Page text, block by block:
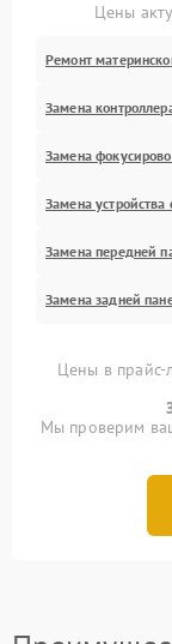
Цены
Ремонт
Замена
Замена
Замена устройства
Замена передней
Замена задней
Цены в прайс-
Мы проверим